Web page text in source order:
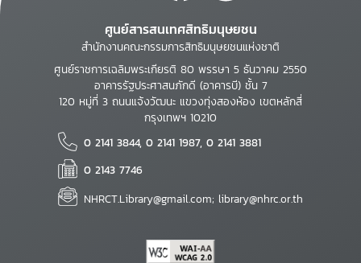
ศูนย์สารสนเทศสิทธิมนุษยชน
สำนักงานคณะกรรมการสิทธิมนุษยชนแห่งชาติ
ศูนย์ราชการเฉลิมพระเกียรติ 80 พรรษา 5 ธันวาคม 2550
อาคารรัฐประศาสนภักดี (อาคารบี) ชั้น 7
120 หมู่ที่ 3 ถนนแจ้งวัฒนะ แขวงทุ่งสองห้อง เขตหลักสี่
กรุงเทพฯ 10210
0 2141 3844, 0 2141 1987, 0 2141 3881
0 2143 7746
NHRCT.Library@gmail.com; library@nhrc.or.th